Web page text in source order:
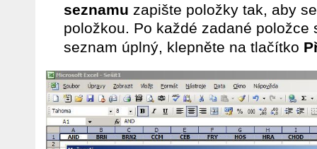
seznamu zapište položky tak, aby
položkou. Po každé zadané
seznam úplný, klepněte na tlačítko